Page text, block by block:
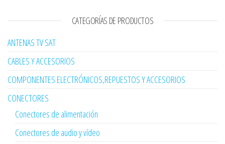
CATEGORÍAS DE PRODUCTOS
ANTENAS TV SAT
CABLES Y ACCESORIOS
COMPONENTES ELECTRÓNICOS,REPUESTOS Y ACCESORIOS
CONECTORES
Conectores de alimentación
Conectores de audio y vídeo